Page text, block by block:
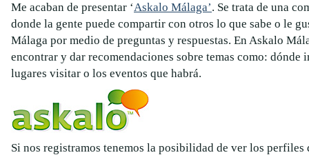
Me acaban de presentar ‘Askalo Málaga’. Se trata de una
donde la gente puede compartir con otros lo que sabe o le
Málaga por medio de preguntas y respuestas. En Askalo
encontrar y dar recomendaciones sobre temas como: dónde
lugares visitar o los eventos que habrá.
Si nos registramos tenemos la posibilidad de ver los perfiles